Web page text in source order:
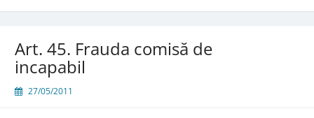
Art. 45. Frauda comisă de
incapabil
27/05/2011